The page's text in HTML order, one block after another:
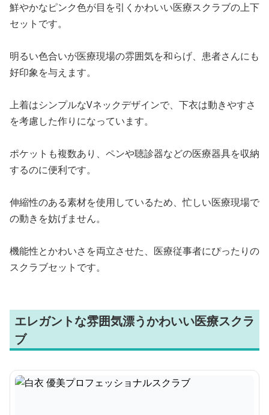
鮮やかなピンク色が目を引くかわいい医療スクラブの上下
セットです。
明るい色合いが医療現場の雰囲気を和らげ、患者さんにも
好印象を与えます。
上着はシンプルなVネックデザインで、下衣は動きやすさ
を考慮した作りになっています。
ポケットも複数あり、ペンや聴診器などの医療器具を収納
するのに便利です。
伸縮性のある素材を使用しているため、忙しい医療現場で
の動きを妨げません。
機能性とかわいさを両立させた、医療従事者にぴったりの
スクラブセットです。
エレガントな雰囲気漂うかわいい医療スクラ
ブ